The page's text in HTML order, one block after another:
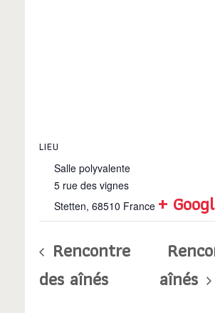
LIEU
Salle polyvalente
5 rue des vignes
Stetten, 68510 France +
Rencontre
des aînés
aînés